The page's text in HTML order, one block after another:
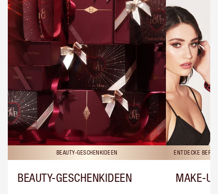
BEAUTY-GESCHENKIDEEN
BEAUTY-GESCHENKIDEEN
ENTDECKE
MAKE-